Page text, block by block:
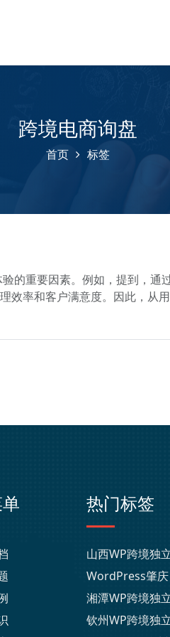
跨境电商询盘
首页 标签
的重要因素。例如，提到，通
率和客户满意度。因此，从
热门标签
山西WP跨境独
WordPress肇庆
湘潭WP跨境独
钦州WP跨境独